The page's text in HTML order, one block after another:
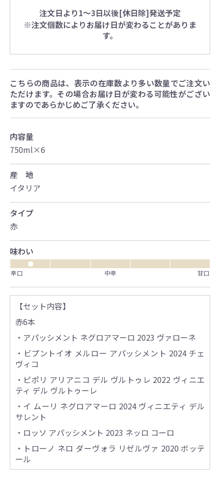
注文日より1～3日以後[休日除]発送予定
※注文個数によりお届け日が変わることがありま
す。
こちらの商品は、表示の在庫数より多い数量でご注文い
ただけます。その場合お届け日が変わる可能性がござい
ますのであらかじめご了承ください。
内容量
750ml×6
産 地
イタリア
タイプ
赤
味わい
●
辛口
中辛 甘口
【セット内容】
赤6本
・アパッシメント ネグロアマーロ 2023 ヴァローネ
・ビプントイオ メルロー アパッシメント 2024 チェ
ヴィコ
・ピポリ アリアニコ デル ヴルトゥレ 2022 ヴィニエ
ティ デル ヴルトゥーレ
・イ ムーリ ネグロアマーロ 2024 ヴィニエティ デル
サレント
・ロッソ アパッシメント 2023 ネッロ コーロ
・トローノ ネロ ダーヴォラ リゼルヴァ 2020 ボッテ
ール